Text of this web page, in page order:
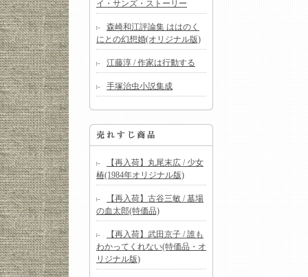
イ・サンズ・ストーリー
森崎和江評論集 ははのく
にとの幻想婚(オリジナル版)
江藤淳 / 作家は行動する
手塚治虫小説集成
【再入荷】丸尾末広 / 少女
椿(1984年オリジナル版)
【再入荷】古谷三敏 / 墓場
の血太郎(特価品)
【再入荷】武田京子 / 誰も
わかってくれない(特価品・オ
リジナル版)